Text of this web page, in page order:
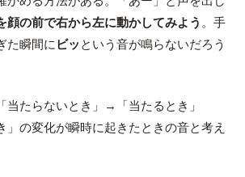
顔の前で右から左に動かしてみよう 。手
た瞬間に ビッ という音が鳴らないだろう
当たらないとき」→「当たるとき」
の変化が瞬時に起きたときの音と考え